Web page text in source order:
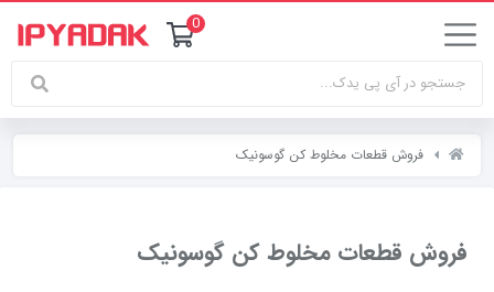
0
فروش قطعات مخلوط کن گوسونیک
فروش قطعات مخلوط کن گوسونیک